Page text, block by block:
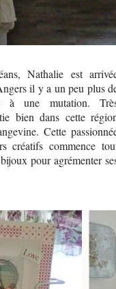
Nathalie est
il y a un peu plus
à une mutation.
bien dans cette
Cette
créatifs commence
pour agrémenter